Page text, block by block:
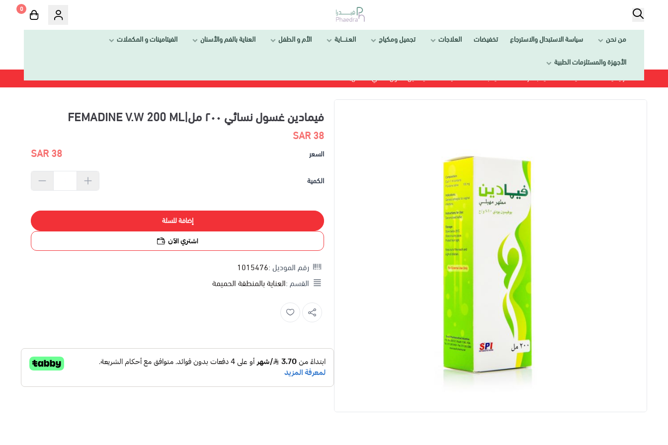
0
من نحن سياسة الاستبدال والاسترجاع تخفيضات العلاجات تجميل ومكياج العـنــــاية الأم و الطفل العناية بالفم والأسنان الفيتامينات و المكملات
الأجهزة والمستلزمات الطبية
الرئيسية
العـنــــاية العناية بالمرأة العناية بالمنطقة الحميمة فيمادين غسول نسائي ٢٠٠ مل|FEMADINE V.W 200 ML
فيمادين غسول نسائي ٢٠٠ مل|FEMADINE V.W 200 ML
38 SAR
السعر 38 SAR
الكمية
إضافة للسلة
اشتري الآن
رقم الموديل :1015476
القسم :العناية بالمنطقة الحميمة